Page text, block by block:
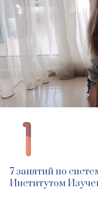
7 занятий по
Институтом